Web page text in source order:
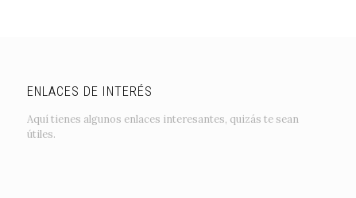
ENLACES DE INTERÉS
Aquí tienes algunos enlaces interesantes, quizás te sean
útiles.